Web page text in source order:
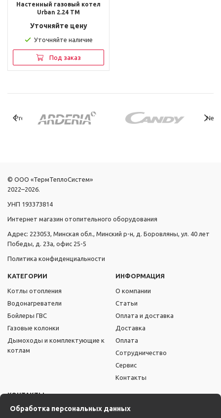
Настенный газовый котел
Urban 2.24 TM
Уточняйте цену
Уточняйте наличие
Под заказ
Previous Next
© ООО «ТермТеплоСистем»
2022–2026.
УНП 193373814
Интернет магазин отопительного оборудования
Адрес: 223053, Минская обл., Минский р-н, д. Боровляны, ул. 40 лет
Победы, д. 23а, офис 25-5
Политика конфиденциальности
КАТЕГОРИИ
Котлы отопления
Водонагреватели
Бойлеры ГВС
Газовые колонки
Дымоходы и комплектующие к
котлам
ИНФОРМАЦИЯ
О компании
Статьи
Оплата и доставка
Доставка
Оплата
Сотрудничество
Сервис
Контакты
КОНТАКТЫ
+375 (44) 722-32-44
Обработка персональных данных